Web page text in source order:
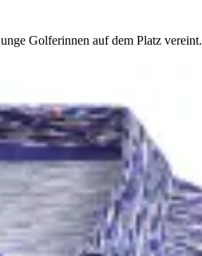
Golferinnen auf dem Platz vereint.